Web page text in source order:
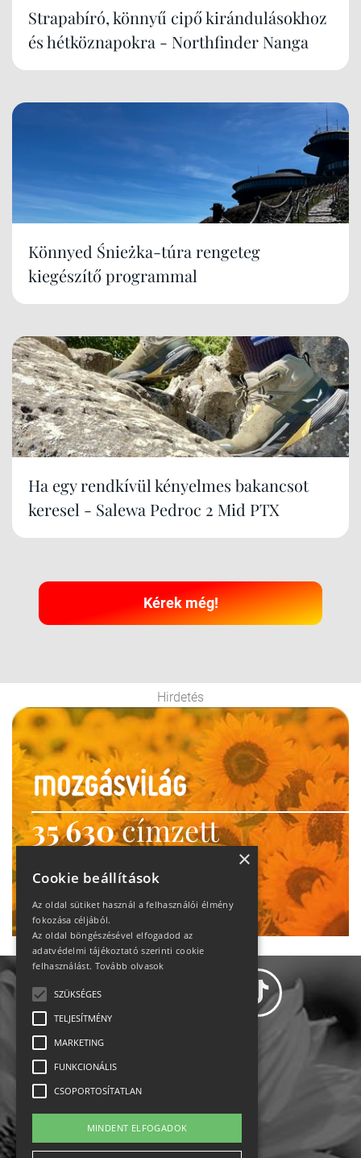
Strapabíró, könnyű cipő kirándulásokhoz
és hétköznapokra - Northfinder Nanga
Könnyed Śnieżka-túra rengeteg
kiegészítő programmal
Ha egy rendkívül kényelmes bakancsot
keresel - Salewa Pedroc 2 Mid PTX
Kérek még!
Hirdetés
35 630címzett
heti motiváció
Ne maradj le!
Állásajánlatok
Impresszum-kapcsolat
×
Cookie beállítások
Az oldal sütiket használ a felhasználói élmény
fokozása céljából.
Az oldal böngészésével elfogadod az
adatvédelmi tájékoztató szerinti cookie
felhasználást. Tovább olvasok
SZÜKSÉGES
TELJESÍTMÉNY
MARKETING
FUNKCIONÁLIS
CSOPORTOSÍTATLAN
MINDENT ELFOGADOK